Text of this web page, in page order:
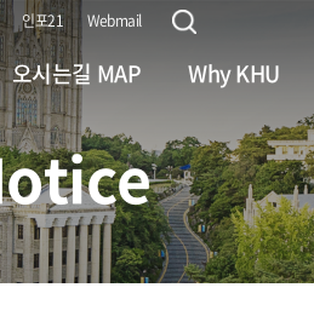
오시는길 MAP
서울캠퍼스 Seoul C
국제캠퍼스 Global C
Why KHU
사진 갤러리 Gallery
홍보자료 Brochures
인포21 Webmail